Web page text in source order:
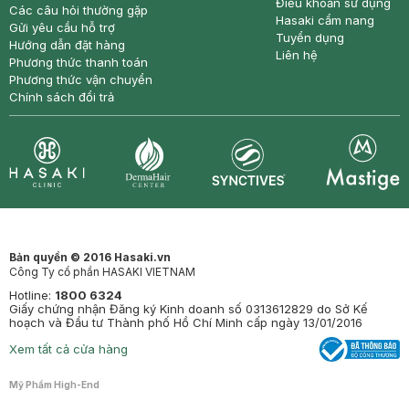
Các câu hỏi thường gặp
Gửi yêu cầu hỗ trợ
Hướng dẫn đặt hàng
Phương thức thanh toán
Phương thức vận chuyển
Chính sách đổi trả
Hasaki cẩm nang
Tuyển dụng
Liên hệ
Bản quyền © 2016 Hasaki.vn
Công Ty cổ phần HASAKI VIETNAM
Hotline: 1800 6324
Giấy chứng nhận Đăng ký Kinh doanh số 0313612829 do Sở Kế
hoạch và Đầu tư Thành phố Hồ Chí Minh cấp ngày 13/01/2016
Xem tất cả cửa hàng
Mỹ Phẩm High-End